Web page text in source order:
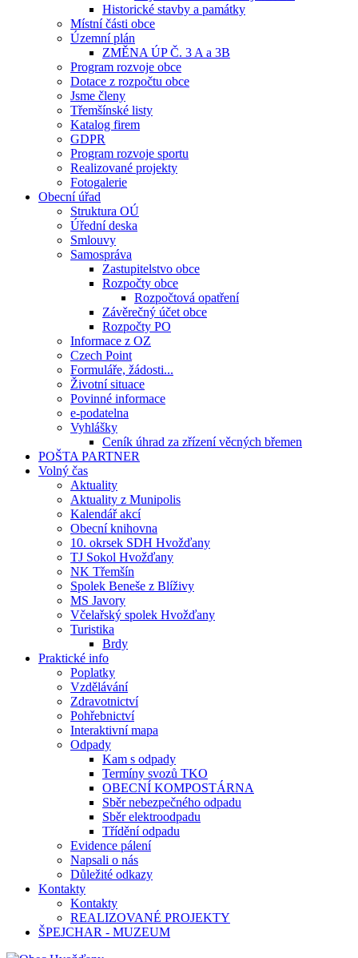
Historické stavby a památky
Místní části obce
Územní plán
ZMĚNA ÚP Č. 3 A a 3B
Program rozvoje obce
Dotace z rozpočtu obce
Jsme členy
Třemšínské listy
Katalog firem
GDPR
Program rozvoje sportu
Realizované projekty
Fotogalerie
Obecní úřad
Struktura OÚ
Úřední deska
Smlouvy
Samospráva
Zastupitelstvo obce
Rozpočty obce
Rozpočtová opatření
Závěrečný účet obce
Rozpočty PO
Informace z OZ
Czech Point
Formuláře, žádosti...
Životní situace
Povinné informace
e-podatelna
Vyhlášky
Ceník úhrad za zřízení věcných břemen
POŠTA PARTNER
Volný čas
Aktuality
Aktuality z Munipolis
Kalendář akcí
Obecní knihovna
10. okrsek SDH Hvožďany
TJ Sokol Hvožďany
NK Třemšín
Spolek Beneše z Blíživy
MS Javory
Včelařský spolek Hvožďany
Turistika
Brdy
Praktické info
Poplatky
Vzdělávání
Zdravotnictví
Pohřebnictví
Interaktivní mapa
Odpady
Kam s odpady
Termíny svozů TKO
OBECNÍ KOMPOSTÁRNA
Sběr nebezpečného odpadu
Sběr elektroodpadu
Třídění odpadu
Evidence pálení
Napsali o nás
Důležité odkazy
Kontakty
Kontakty
REALIZOVANÉ PROJEKTY
ŠPEJCHAR - MUZEUM